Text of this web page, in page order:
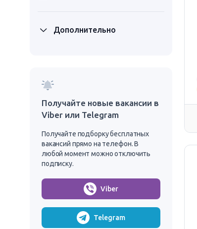
Дополнительно
Получайте новые вакансии в
Viber или Telegram
Получайте подборку бесплатных
вакансий прямо на телефон. В
любой момент можно отключить
подписку.
Viber
Telegram